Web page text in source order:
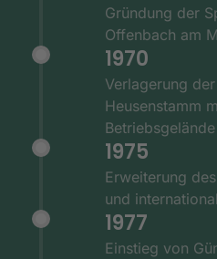
Gründung der
Offenbach am
1970
Verlagerung
Heusenstamm
Betriebsgelände
1975
Erweiterung
und
1977
Einstieg von